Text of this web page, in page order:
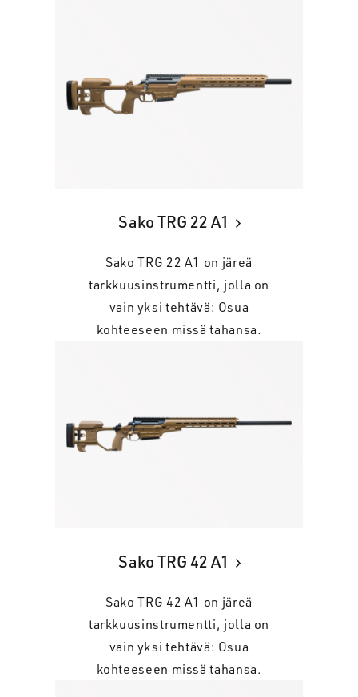
Sako TRG 22 A1
Sako TRG 22 A1 on järeä
tarkkuusinstrumentti, jolla on
vain yksi tehtävä: Osua
kohteeseen missä tahansa.
Sako TRG 42 A1
Sako TRG 42 A1 on järeä
tarkkuusinstrumentti, jolla on
vain yksi tehtävä: Osua
kohteeseen missä tahansa.